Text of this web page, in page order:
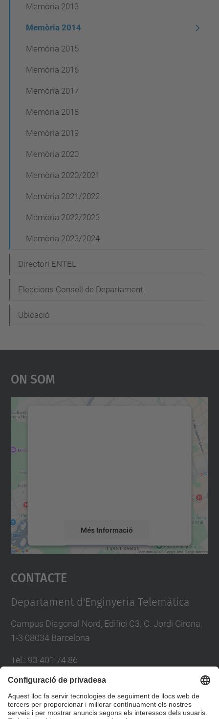
Memòria 2013
Memòria 2014
Memòria 2015
Memòria 2016
Memòria 2017
Memòria 2018
Memòria 2019
Memòria 2020
Memòria 2020/2021
Memòria 2021/2022
Memòria 2022/2023
Memòria 2023/2024
Directori ENTEL
Eleccions Consell de Departament
Ubicació
On Som
Més Informació
Accepta
powered by
Contacte
Departament d'Enginyeria Telemàtica
Campus Diagonal Nord, Edifici C3. C. Jordi Girona,
1-3 08034 Barcelona
Tel. : 93 401 74 86
E-mail:entel.usd.utgcntic@upc.edu
Directori UPC